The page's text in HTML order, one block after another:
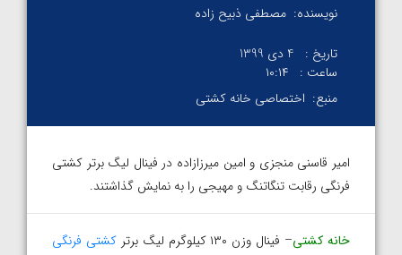
نویسنده: مصطفی ذبیح زاده
تاریخ :
4 دی 1399
ساعت :
۱۰:۱۴
منبع: اختصاصی خانه کشتی
امیر قاسنی منجزی و امین میرزازاده در فینال لیگ برتر کشتی
فرنگی رقابت تنگاتنگ و مهیجی را به نمایش گذاشتند.
خانه کشتی– فینال وزن ۱۳۰ کیلوگرم لیگ برتر
کشتی فرنگی